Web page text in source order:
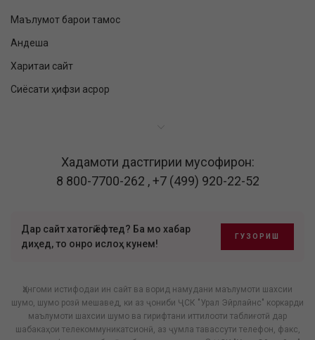
Маълумот барои тамос
Андеша
Харитаи сайт
Сиёсати ҳифзи асрор
Хадамоти дастгирии мусофирон:
8 800-7700-262 ,+7 (499) 920-22-52
Дар сайт хатогӣ ёфтед? Ба мо хабар
диҳед, то онро ислоҳ кунем!
ГУЗОРИШ
Ҳангоми истифодаи ин сайт ва ворид намудани маълумоти шахсии
шумо, шумо розӣ мешавед, ки аз ҷониби ҶСК "Урал Эйрлайнс" коркарди
маълумоти шахсии шумо ва гирифтани иттилооти таблиғотӣ дар
шабакаҳои телекоммуникатсионӣ, аз ҷумла тавассути телефон, факс,